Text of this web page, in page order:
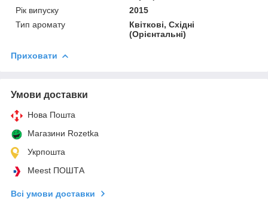
Рік випуску
2015
Тип аромату
Квіткові, Східні
(Орієнтальні)
Приховати
Умови доставки
Нова Пошта
Магазини Rozetka
Укрпошта
Meest ПОШТА
Всі умови доставки